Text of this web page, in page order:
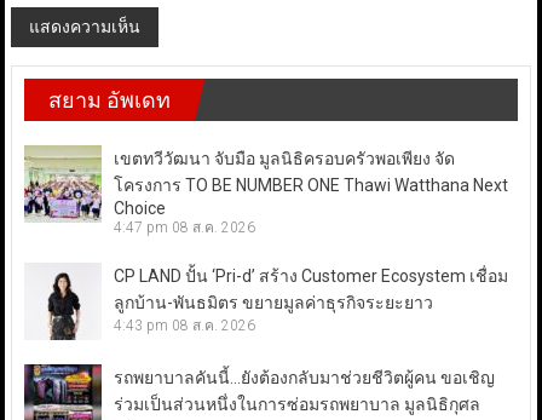
สยาม อัพเดท
เขตทวีวัฒนา จับมือ มูลนิธิครอบครัวพอเพียง จัด
โครงการ TO BE NUMBER ONE Thawi Watthana Next
Choice
4:47 pm 08 ส.ค. 2026
CP LAND ปั้น ‘Pri-d’ สร้าง Customer Ecosystem เชื่อม
ลูกบ้าน-พันธมิตร ขยายมูลค่าธุรกิจระยะยาว
4:43 pm 08 ส.ค. 2026
รถพยาบาลคันนี้…ยังต้องกลับมาช่วยชีวิตผู้คน ขอเชิญ
ร่วมเป็นส่วนหนึ่งในการซ่อมรถพยาบาล มูลนิธิกุศล